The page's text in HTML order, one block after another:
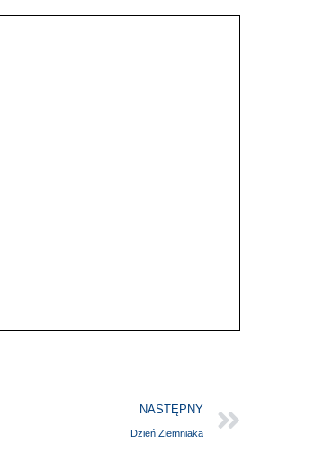
NASTĘPNY
Dzień Ziemniaka